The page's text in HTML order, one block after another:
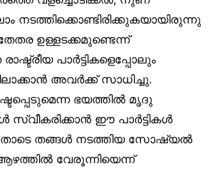
നടത്തിക്കൊണ്ടിരിക്കുകയായിരുന്നു
ഉള്ളടക്കമുണ്ടെന്ന്
പാർട്ടികളെപ്പോലും
അവർക്ക് സാധിച്ചു.
ഭയത്തിൽ മൃദു
സ്വീകരിക്കാൻ ഈ പാർട്ടികൾ
തങ്ങൾ നടത്തിയ സോഷ്യൽ
വേരൂന്നിയെന്ന്